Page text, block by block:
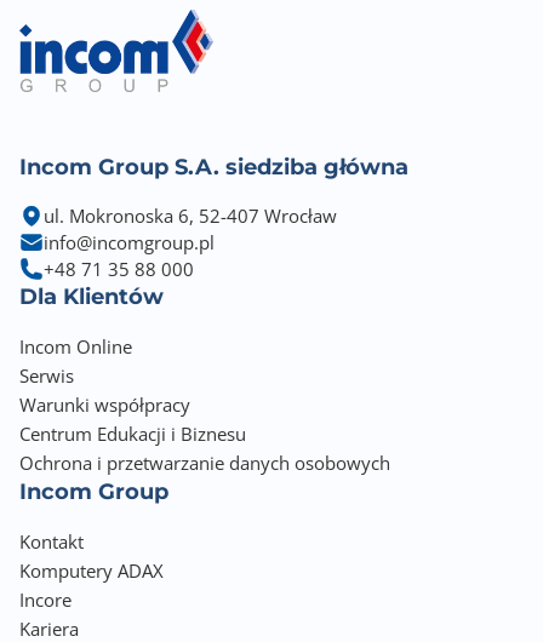
Porty USB na panelu tylnym
Port Wi-Fi
Port Bluetooth
Bluetooth V5.2
ATX (24-pin) + 2x ATX12V (8-pin)
Wymiary [S x W] (mm)
305 x 244
Opakowanie
Wyposażenie dodatkowe
Dane znajdują sie w zakładce Opis produktu
Incom Group S.A. siedziba główna
ul. Mokronoska 6, 52-407 Wrocław
info@incomgroup.pl
+48 71 35 88 000
Dla Klientów
Incom Online
Serwis
Warunki współpracy
Centrum Edukacji i Biznesu
Ochrona i przetwarzanie danych osobowych
Incom Group
Kontakt
Komputery ADAX
Incore
Kariera